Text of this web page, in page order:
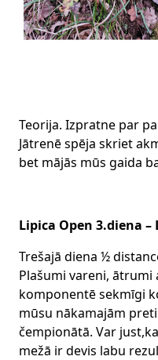
Teorija. Izpratne par
Jātrenē spēja skriet
bet mājās mūs gaida
Lipica Open 3.diena
Trešajā diena ½
Plašumi vareni, ātrumi
komponentē sekmīgi
mūsu nākamajām
čempionātā. Var
mežā ir devis labu